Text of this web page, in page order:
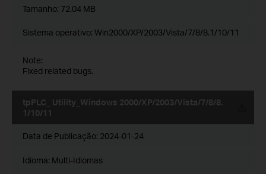
Tamanho: 72.04 MB
Sistema operativo: Win2000/XP/2003/Vista/7/8/8.1/10/11
Note:
Fixed related bugs.
tpPLC_ Utility_Windows 2000/XP/2003/Vista/7/8/8.
1/10/11
Data de Publicação: 2024-01-24
Idioma: Multi-Idiomas